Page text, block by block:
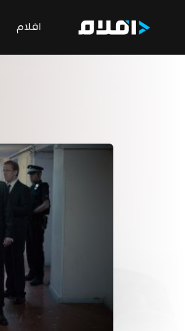
افلام